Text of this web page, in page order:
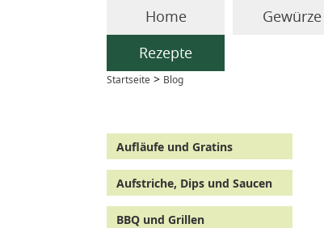
Home Gewürze
Rezepte
Startseite > Blog
Aufläufe und Gratins
Aufstriche, Dips und Saucen
BBQ und Grillen